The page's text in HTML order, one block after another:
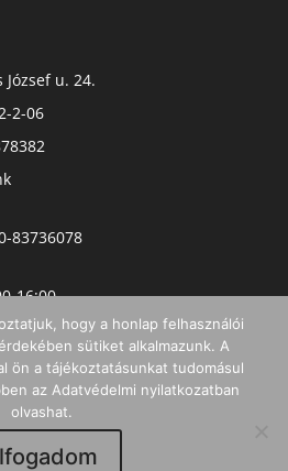
József u. 24.
2-06
83736078
16:00
hogy a honlap felhasználói
sütiket alkalmazunk. A
ön a tájékoztatásunkat tudomásul
az Adatvédelmi nyilatkozatban
olvashat.